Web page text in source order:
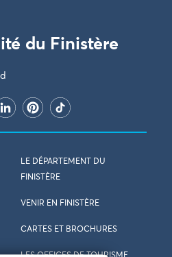
du Finistère
LE DÉPARTEMENT DU
FINISTÈRE
VENIR EN FINISTÈRE
CARTES ET BROCHURES